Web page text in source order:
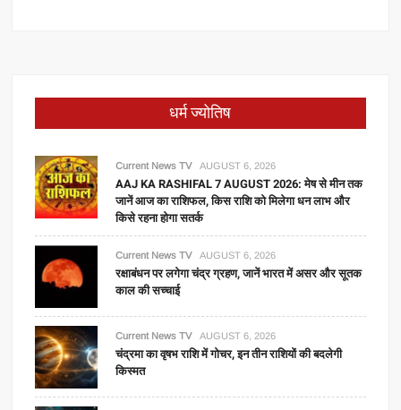
धर्म ज्योतिष
Current News TV AUGUST 6, 2026
AAJ KA RASHIFAL 7 AUGUST 2026: मेष से मीन तक
जानें आज का राशिफल, किस राशि को मिलेगा धन लाभ और
किसे रहना होगा सतर्क
Current News TV AUGUST 6, 2026
रक्षाबंधन पर लगेगा चंद्र ग्रहण, जानें भारत में असर और सूतक
काल की सच्चाई
Current News TV AUGUST 6, 2026
चंद्रमा का वृषभ राशि में गोचर, इन तीन राशियों की बदलेगी
किस्मत